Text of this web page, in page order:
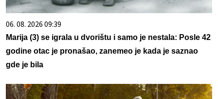
06. 08. 2026 09:39
Marija (3) se igrala u dvorištu i samo je nestala: Posle 42
godine otac je pronašao, zanemeo je kada je saznao
gde je bila